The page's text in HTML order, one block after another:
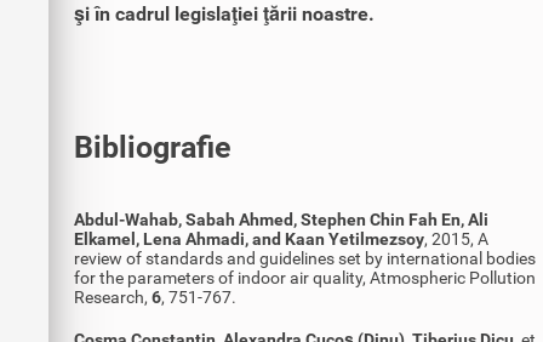
şi în cadrul legislaţiei ţării noastre.
Bibliografie
Abdul-Wahab, Sabah Ahmed, Stephen Chin Fah En, Ali
Elkamel, Lena Ahmadi, and Kaan Yetilmezsoy, 2015, A
review of standards and guidelines set by international bodies
for the parameters of indoor air quality, Atmospheric Pollution
Research, 6, 751-767.